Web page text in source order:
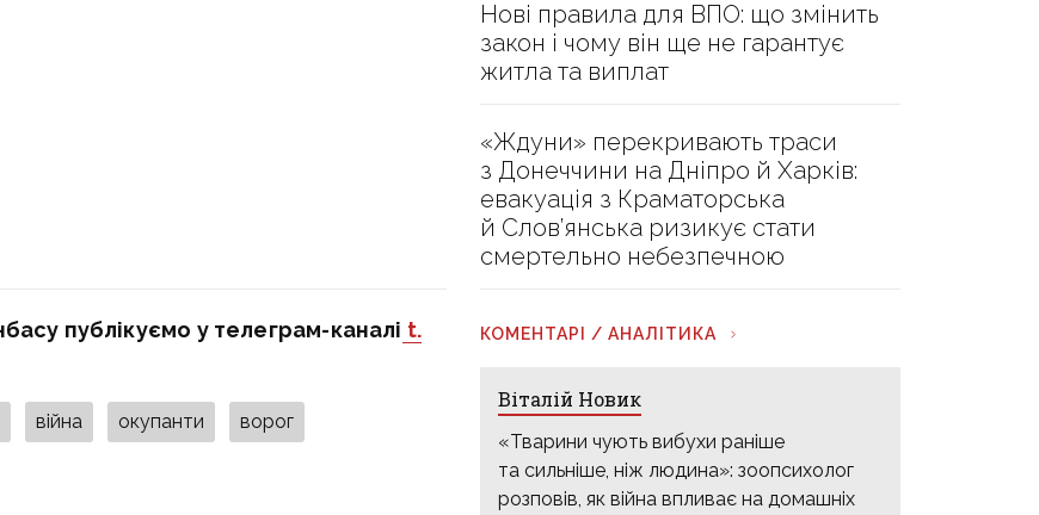
публікуємо у телеграм-каналі t.
війна окупанти ворог
Нові правила для ВПО: що змінить
закон і чому він ще не гарантує
житла та виплат
«Ждуни» перекривають траси
з Донеччини на Дніпро й Харків:
евакуація з Краматорська
й Слов’янська ризикує стати
смертельно небезпечною
КОМЕНТАРІ / АНАЛІТИКА
Віталій Новик
«Тварини чують вибухи раніше
та сильніше, ніж людина»: зоопсихолог
розповів, як війна впливає на домашніх